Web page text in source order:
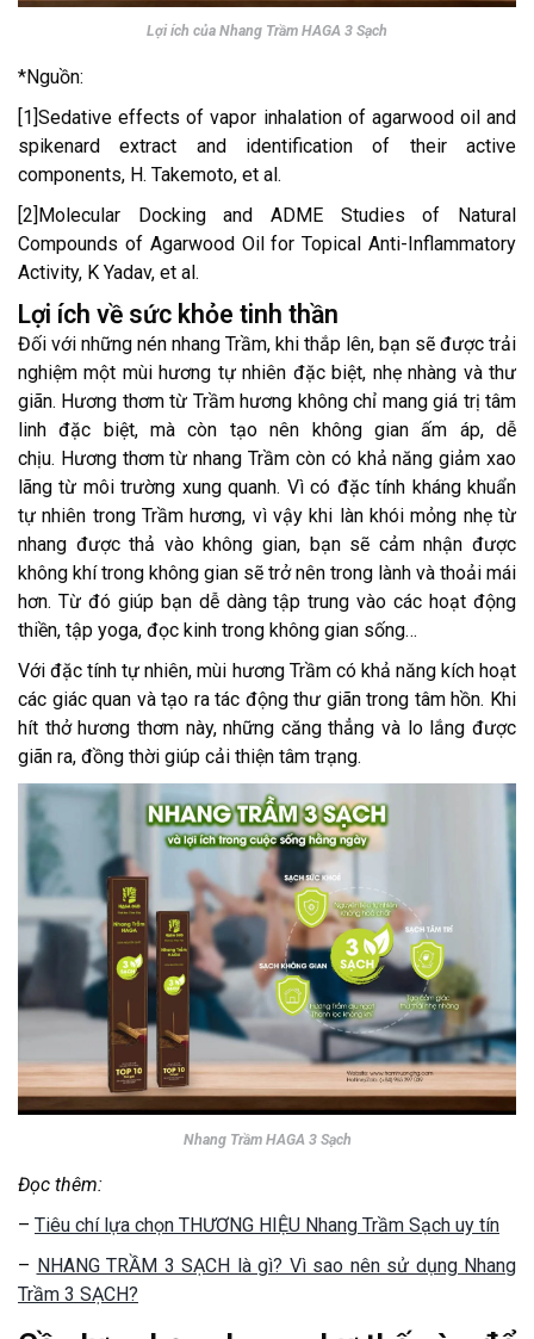
Lợi ích của Nhang Trầm HAGA 3 Sạch
*Nguồn:
[1]Sedative effects of vapor inhalation of agarwood oil and
spikenard extract and identification of their active
components, H. Takemoto, et al.
[2]Molecular Docking and ADME Studies of Natural
Compounds of Agarwood Oil for Topical Anti-Inflammatory
Activity, K Yadav, et al.
Lợi ích về sức khỏe tinh thần
Đối với những nén nhang Trầm, khi thắp lên, bạn sẽ được trải
nghiệm một mùi hương tự nhiên đặc biệt, nhẹ nhàng và thư
giãn. Hương thơm từ Trầm hương không chỉ mang giá trị tâm
linh đặc biệt, mà còn tạo nên không gian ấm áp, dễ
chịu. Hương thơm từ nhang Trầm còn có khả năng giảm xao
lãng từ môi trường xung quanh. Vì có đặc tính kháng khuẩn
tự nhiên trong Trầm hương, vì vậy khi làn khói mỏng nhẹ từ
nhang được thả vào không gian, bạn sẽ cảm nhận được
không khí trong không gian sẽ trở nên trong lành và thoải mái
hơn. Từ đó giúp bạn dễ dàng tập trung vào các hoạt động
thiền, tập yoga, đọc kinh trong không gian sống…
Với đặc tính tự nhiên, mùi hương Trầm có khả năng kích hoạt
các giác quan và tạo ra tác động thư giãn trong tâm hồn. Khi
hít thở hương thơm này, những căng thẳng và lo lắng được
giãn ra, đồng thời giúp cải thiện tâm trạng.
Nhang Trầm HAGA 3 Sạch
Đọc thêm:
– Tiêu chí lựa chọn THƯƠNG HIỆU Nhang Trầm Sạch uy tín
– NHANG TRẦM 3 SẠCH là gì? Vì sao nên sử dụng Nhang
Trầm 3 SẠCH?